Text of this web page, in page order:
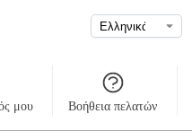
μου Βοήθεια πελατών